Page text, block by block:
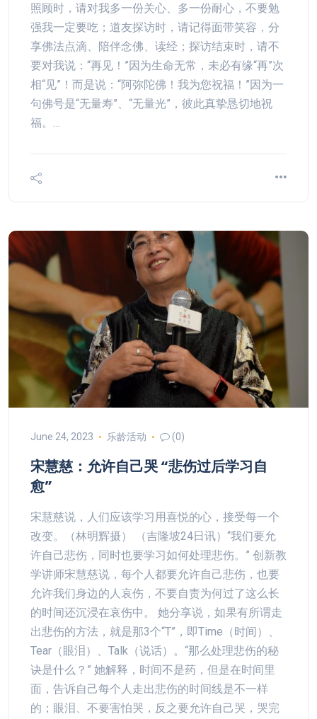
照顾时，请对我多一份关心、多一份耐心，不要勉
强我一定要吃；道友探访时，请记得面带笑容，分
享佛法点滴、陪伴念佛、读经；探访结束时，请不
要对我说：“再见！”因为生命无常，未必有缘“再”次
相“见”！而是说：“阿弥陀佛！我为您祝福！”因为一
句佛号是“无量寿”、“无量光”，彼此真挚恳切地祝
福。…
June 24, 2023 乐龄活动 (0)
宋慧慈：允许自己哭 “悲伤过后学习自
愈”
宋慧慈说，人们应该学习用喜悦的心，接受每一个
改变。（林明辉摄） （吉隆坡24日讯）“我们要允
许自己悲伤，同时也要学习如何处理悲伤。” 创新教
学讲师宋慧慈说，每个人都要允许自己悲伤，也要
允许我们身边的人哀伤，不要自责为何过了这么长
的时间还沉浸在哀伤中。 她分享说，如果有所谓走
出悲伤的方法，就是那3个“T”，即Time（时间）、
Tear（眼泪）、Talk（说话）。“那么处理悲伤的秘
诀是什么？” 她解释，时间不是药，但是在时间里
面，告诉自己每个人走出悲伤的时间线是不一样
的；眼泪、不要害怕哭，反之要允许自己哭，哭完